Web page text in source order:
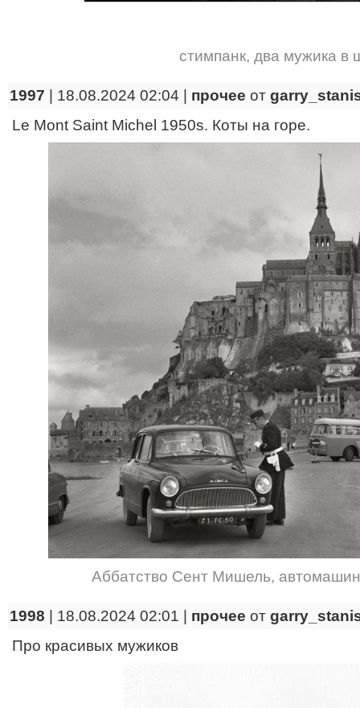
стимпанк, два мужика в
1997 | 18.08.2024 02:04 | прочее от
Le Mont Saint Michel 1950s. Коты на горе.
Аббатство Сент Мишель,
1998 | 18.08.2024 02:01 | прочее от
Про красивых мужиков